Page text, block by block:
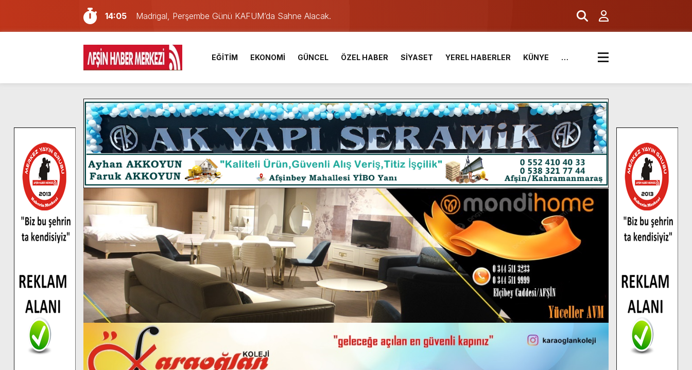
14:05
Madrigal, Perşembe Günü KAFUM’da Sahne Alacak.
7:39
KEDİNİZ Mİ VAR?
7:27
Cumhurbaşkanı Erdoğan, Ayser Çalık Ortaokulu Şehitlerinin Aileleriyle Bir Araya Geldi.
13:57
Afşin Heyetinden Kaymakam Muammer Sarıdoğan’a Beşikdüzü’nde hayırlı olsun ziyareti.
10:34
Vatandaşlardan Ağustos Fuarı’na Tam Not.
16:48
Pusula Maraş Kamplarında 2 Bin Genç Doğa ve Bilimle Buluştu.
16:46
Pusula Maraş’ın Akademik Desteği Türkiye Derecesi Getirdi.
9:47
Afşin’de Orjinal deri işçiliği hediyelik eşya satışı Yunus Dağdelen tarafından yaşatılıyor.
8:37
Başkan Furkan Kılınç: “Bu birliktelik, Afşin Spor’un en büyük gücüdür.”
8:06
Afşinli bir hemşehrimizin de olduğu Filistin Konvoyu, güçlenerek ilerliyor.
EĞİTİM EKONOMİ GÜNCEL ÖZEL HABER SİYASET YEREL HABERLER KÜNYE …